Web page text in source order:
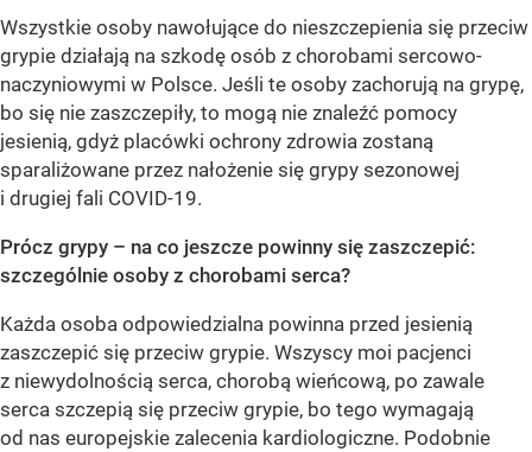
Wszystkie osoby nawołujące do nieszczepienia się przeciw
grypie działają na szkodę osób z chorobami sercowo-
naczyniowymi w Polsce. Jeśli te osoby zachorują na grypę,
bo się nie zaszczepiły, to mogą nie znaleźć pomocy
jesienią, gdyż placówki ochrony zdrowia zostaną
sparaliżowane przez nałożenie się grypy sezonowej
i drugiej fali COVID-19.
Prócz grypy – na co jeszcze powinny się zaszczepić:
szczególnie osoby z chorobami serca?
Każda osoba odpowiedzialna powinna przed jesienią
zaszczepić się przeciw grypie. Wszyscy moi pacjenci
z niewydolnością serca, chorobą wieńcową, po zawale
serca szczepią się przeciw grypie, bo tego wymagają
od nas europejskie zalecenia kardiologiczne. Podobnie